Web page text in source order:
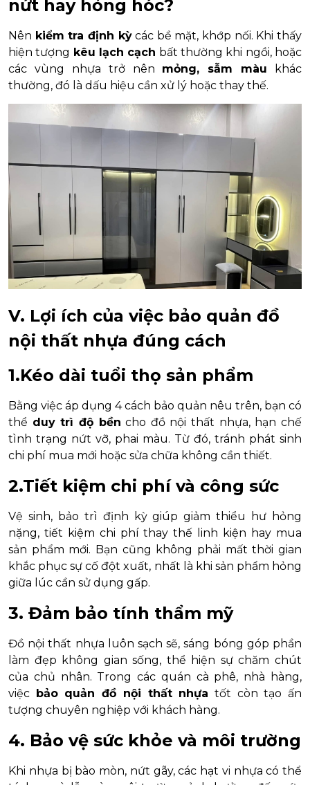
nứt hay hỏng hóc?
Nên kiểm tra định kỳcác bề mặt, khớp nối. Khi thấy
hiện tượng kêu lạch cạch bất thường khi ngồi, hoặc
các vùng nhựa trở nên mỏng, sẫm màu khác
thường, đó là dấu hiệu cần xử lý hoặc thay thế.
V. Lợi ích của việc bảo quản đồ
nội thất nhựa đúng cách
1.Kéo dài tuổi thọ sản phẩm
Bằng việc áp dụng 4 cách bảo quản nêu trên, bạn có
thể duy trì độ bền cho đồ nội thất nhựa, hạn chế
tình trạng nứt vỡ, phai màu. Từ đó, tránh phát sinh
chi phí mua mới hoặc sửa chữa không cần thiết.
2.Tiết kiệm chi phí và công sức
Vệ sinh, bảo trì định kỳ giúp giảm thiểu hư hỏng
nặng, tiết kiệm chi phí thay thế linh kiện hay mua
sản phẩm mới. Bạn cũng không phải mất thời gian
khắc phục sự cố đột xuất, nhất là khi sản phẩm hỏng
giữa lúc cần sử dụng gấp.
3. Đảm bảo tính thẩm mỹ
Đồ nội thất nhựa luôn sạch sẽ, sáng bóng góp phần
làm đẹp không gian sống, thể hiện sự chăm chút
của chủ nhân. Trong các quán cà phê, nhà hàng,
việc
bảo quản đồ nội thất nhựa tốt còn tạo ấn
tượng chuyên nghiệp với khách hàng.
4. Bảo vệ sức khỏe và môi trường
Khi nhựa bị bào mòn, nứt gãy, các hạt vi nhựa có thể